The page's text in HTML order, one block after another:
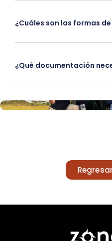
¿Cuáles son las formas
¿Qué documentación